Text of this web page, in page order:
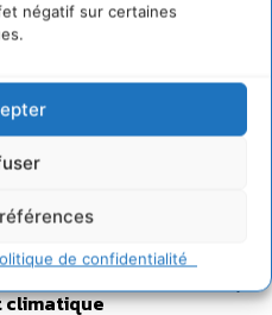
négatif sur certaines
de confidentialité
aux espèces vivantes
freins au
comestibles dans nos
lucidité transforme
résilientes et durables,
climatique